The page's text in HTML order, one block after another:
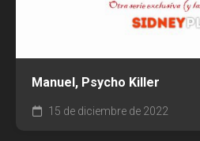
Manuel, Psycho Killer
15 de diciembre de 2022